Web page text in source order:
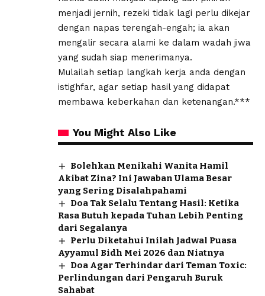
menjadi jernih, rezeki tidak lagi perlu dikejar
dengan napas terengah-engah; ia akan
mengalir secara alami ke dalam wadah jiwa
yang sudah siap menerimanya.
Mulailah setiap langkah kerja anda dengan
istighfar, agar setiap hasil yang didapat
membawa keberkahan dan ketenangan.***
You Might Also Like
Bolehkan Menikahi Wanita Hamil
Akibat Zina? Ini Jawaban Ulama Besar
yang Sering Disalahpahami
Doa Tak Selalu Tentang Hasil: Ketika
Rasa Butuh kepada Tuhan Lebih Penting
dari Segalanya
Perlu Diketahui Inilah Jadwal Puasa
Ayyamul Bidh Mei 2026 dan Niatnya
Doa Agar Terhindar dari Teman Toxic:
Perlindungan dari Pengaruh Buruk
Sahabat